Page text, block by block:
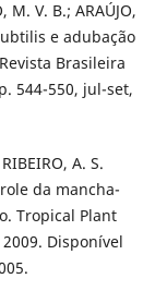
M. V. B.; ARAÚJO,
e adubação
Brasileira
544-550, jul-set,
A. S.
da mancha-
Tropical Plant
Disponível